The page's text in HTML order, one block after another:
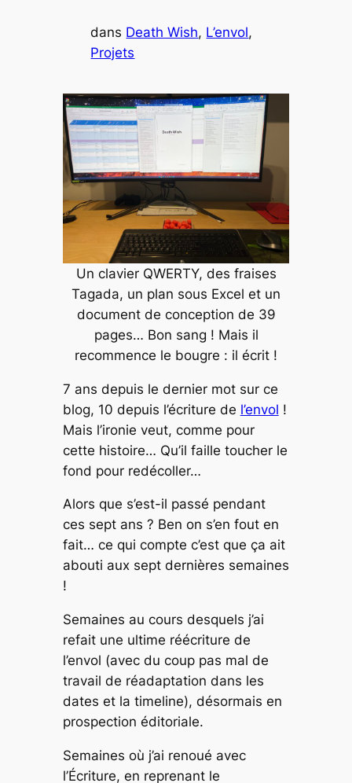
dans Death Wish, L’envol
Projets
Un clavier QWERTY, des fraises
Tagada, un plan sous Excel et un
document de conception de 39
pages… Bon sang ! Mais il
recommence le bougre : il écrit !
7 ans depuis le dernier mot sur ce
blog, 10 depuis l’écriture de l’envol !
Mais l’ironie veut, comme pour
cette histoire… Qu’il faille toucher le
fond pour redécoller…
Alors que s’est-il passé pendant
ces sept ans ? Ben on s’en fout en
fait… ce qui compte c’est que ça ait
abouti aux sept dernières semaines
!
Semaines au cours desquels j’ai
refait une ultime réécriture de
l’envol (avec du coup pas mal de
travail de réadaptation dans les
dates et la timeline), désormais en
prospection éditoriale.
Semaines où j’ai renoué avec
l’Écriture, en reprenant le